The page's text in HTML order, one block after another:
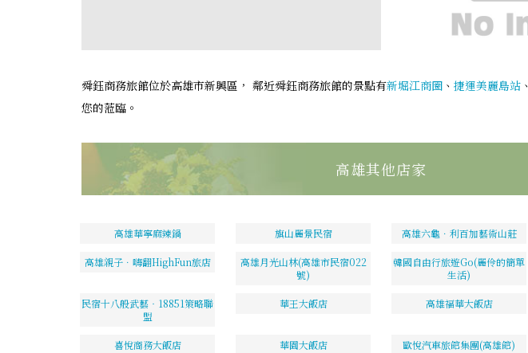
舜鈺商務旅館位於高雄市新興區， 鄰近舜鈺商務旅館的景點有新堀江商圈 、 捷運美麗島站 、
您的蒞臨。
高雄其他店家
高雄華寧麻辣鍋 旗山麗景民宿 高雄六龜．利百加藝術山莊
高雄親子．嗨翻HighFun旅店
高雄月光山林(高雄市民宿022
號)
韓國自由行旅遊Go(麗伶的簡單
生活)
民宿十八般武藝‧18851策略聯
盟
華王大飯店 高雄福華大飯店
喜悅商務大飯店 華園大飯店 歐悅汽車旅館集團(高雄館)